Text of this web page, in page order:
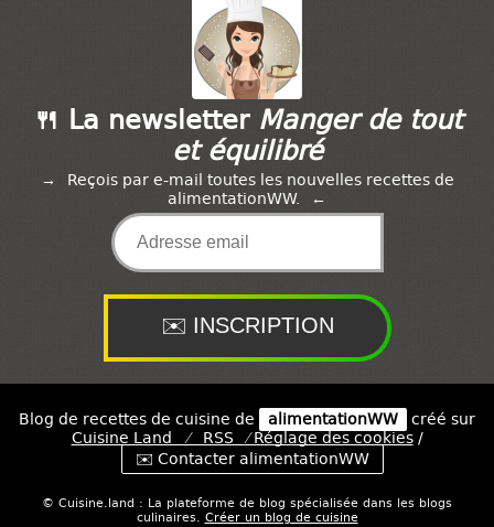
🍴 La newsletter Manger de tout
et équilibré
Reçois par e-mail toutes les nouvelles recettes de
alimentationWW.
Blog de recettes de cuisine de alimentationWW
créé sur
Cuisine Land ⁄ RSS ⁄Réglage des cookies/
✉️ Contacter alimentationWW
© Cuisine.land : La plateforme de blog spécialisée dans les blogs
culinaires. Créer un blog de cuisine